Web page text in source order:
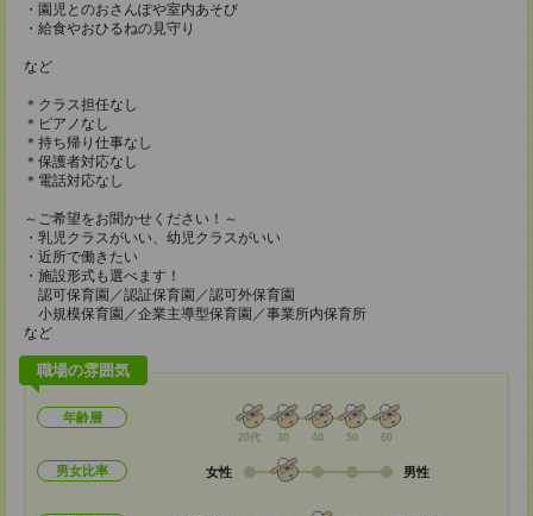
・園児とのおさんぽや室内あそび
・給食やおひるねの見守り
など
＊クラス担任なし
＊ピアノなし
＊持ち帰り仕事なし
＊保護者対応なし
＊電話対応なし
～ご希望をお聞かせください！～
・乳児クラスがいい、幼児クラスがいい
・近所で働きたい
・施設形式も選べます！
認可保育園／認証保育園／認可外保育園
小規模保育園／企業主導型保育園／事業所内保育所
など
職場の雰囲気
年齢層
20代 30 40 50 60
男女比率 女性 男性